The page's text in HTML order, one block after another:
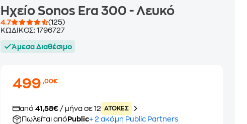
Ηχείο Sonos Era 300 - Λευκό
4.7
(125)
ΚΩΔΙΚΟΣ:1796727
Άμεσα Διαθέσιμο
499,00€
από41,58€ / μήνα σε 12 ATOKEΣ
Πωλείται από Public+ 2 ακόμη Public Partners